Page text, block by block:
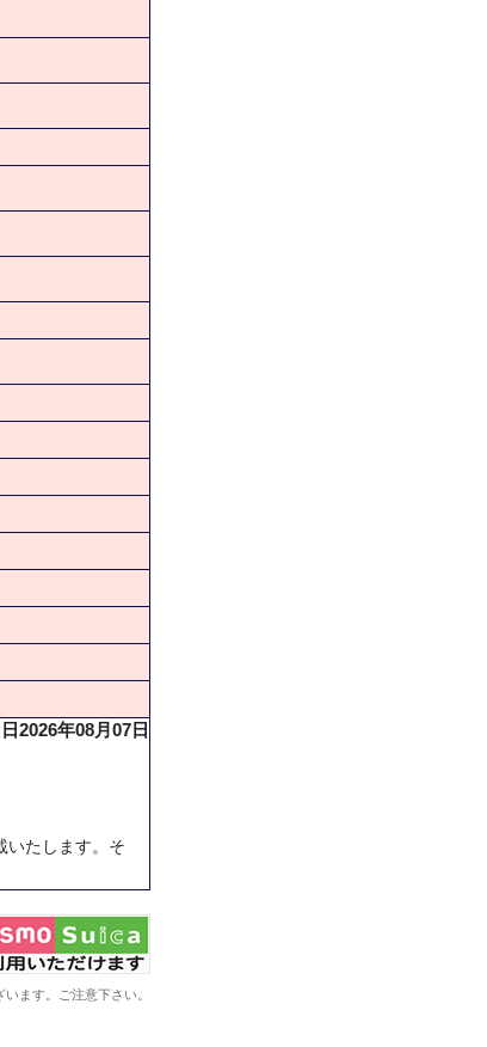
2026年08月07日
いたします。そ
ます。ご注意下さい。